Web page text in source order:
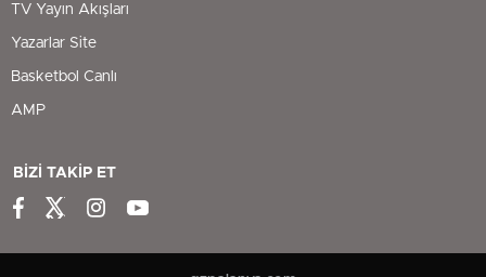
TV Yayın Akışları
Yazarlar Site
Basketbol Canlı
AMP
BİZİ TAKİP ET